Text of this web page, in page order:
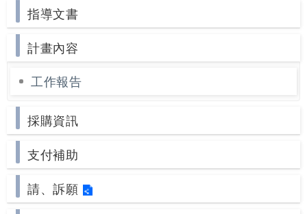
權
公
告
資
務
資
訊
指導文書
計畫內容
工作報告
採購資訊
支付補助
請、訴願